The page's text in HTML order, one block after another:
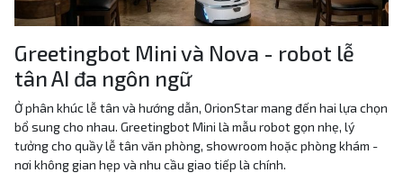
Greetingbot Mini và Nova - robot lễ
tân AI đa ngôn ngữ
Ở phân khúc lễ tân và hướng dẫn, OrionStar mang đến hai lựa chọn
bổ sung cho nhau. Greetingbot Mini là mẫu robot gọn nhẹ, lý
tưởng cho quầy lễ tân văn phòng, showroom hoặc phòng khám -
nơi không gian hẹp và nhu cầu giao tiếp là chính.